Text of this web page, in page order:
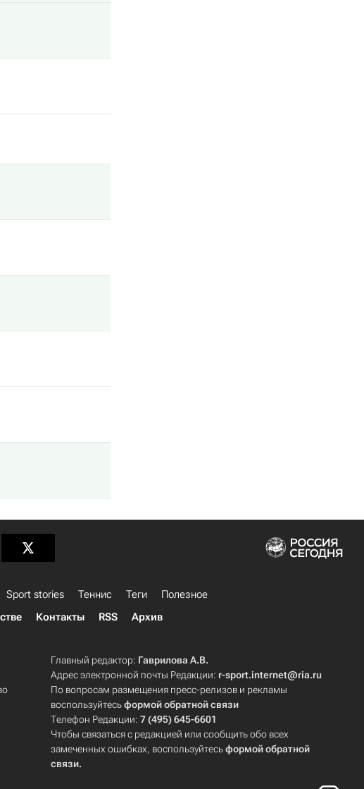
Sport stories Теннис Теги
Полезное
Контакты RSS Архив
Главный редактор: Гаврилова А.В.
Адрес электронной почты Редакции: r-sport.internet@ria.ru
По вопросам размещения пресс-релизов и рекламы
воспользуйтесьформой обратной связи
Телефон Редакции:7 (495) 645-6601
Чтобы связаться с редакцией или сообщить обо всех
замеченных ошибках, воспользуйтесьформой обратной
связи.